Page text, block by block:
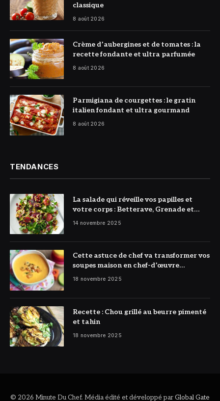
classique
8 août 2026
© DR
Crème d’aubergines et de tomates : la
recette fondante et ultra parfumée
8 août 2026
© DR
Parmigiana de courgettes : le gratin
italien fondant et ultra gourmand
8 août 2026
TENDANCES
La salade qui réveille vos papilles et
votre corps : Betterave, Grenade et
Citron à l’honneur
14 novembre 2025
Cette astuce de chef va transformer vos
soupes maison en chef-d’œuvre
réconfortant
18 novembre 2025
Recette : Chou grillé au beurre pimenté
et tahin
18 novembre 2025
© 2026 Minute Du Chef. Média édité et développé parGlobal Gate